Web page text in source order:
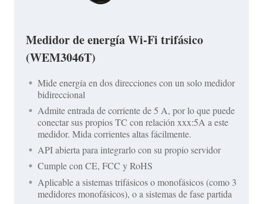
Medidor de energía Wi-Fi trifásico
(WEM3046T)
Mide energía en dos direcciones con un solo medidor
bidireccional
Admite entrada de corriente de 5 A, por lo que puede
conectar sus propios TC con relación xxx:5A a este
medidor. Mida corrientes altas fácilmente.
API abierta para integrarlo con su propio servidor
Cumple con CE, FCC y RoHS
Aplicable a sistemas trifásicos o monofásicos (como 3
medidores monofásicos), o a sistemas de fase partida